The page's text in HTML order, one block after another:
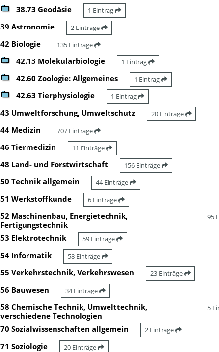
38.73 Geodäsie 1 Eintrag
39 Astronomie 2 Einträge
42 Biologie 135 Einträge
42.13 Molekularbiologie 1 Eintrag
42.60 Zoologie: Allgemeines 1 Eintrag
42.63 Tierphysiologie 1 Eintrag
43 Umweltforschung, Umweltschutz 20 Einträge
44 Medizin 707 Einträge
46 Tiermedizin 11 Einträge
48 Land- und Forstwirtschaft 156 Einträge
50 Technik allgemein 44 Einträge
51 Werkstoffkunde 6 Einträge
52 Maschinenbau, Energietechnik,
Fertigungstechnik
95
53 Elektrotechnik 59 Einträge
54 Informatik 58 Einträge
55 Verkehrstechnik, Verkehrswesen 23 Einträge
56 Bauwesen 34 Einträge
58 Chemische Technik, Umwelttechnik,
verschiedene Technologien
5
70 Sozialwissenschaften allgemein 2 Einträge
71 Soziologie 20 Einträge